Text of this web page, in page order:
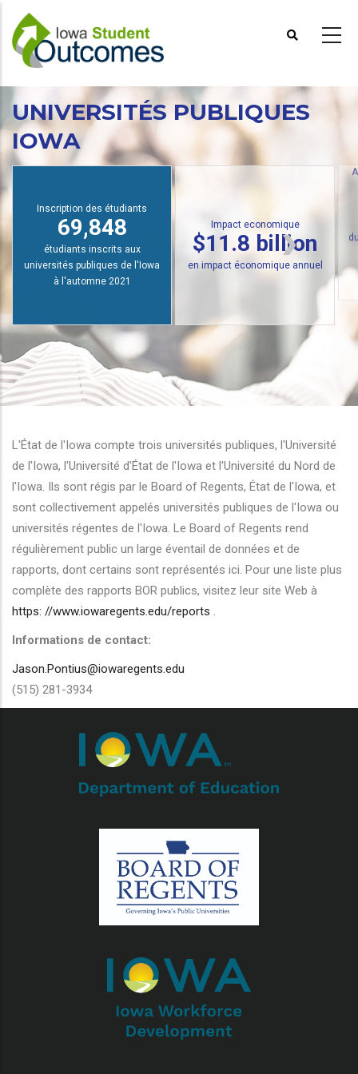
contenu
principal
actions supplémentaires
UNIVERSITÉS PUBLIQUES
IOWA
Inscription des étudiants
69,848
étudiants inscrits aux
universités publiques de l'Iowa
à l'automne 2021
Impact economique
$11.8 billion
en impact économique annuel
L'État de l'Iowa compte trois universités publiques, l'Université
de l'Iowa, l'Université d'État de l'Iowa et l'Université du Nord de
l'Iowa. Ils sont régis par le Board of Regents, État de l'Iowa, et
sont collectivement appelés universités publiques de l'Iowa ou
universités régentes de l'Iowa. Le Board of Regents rend
régulièrement public un large éventail de données et de
rapports, dont certains sont représentés ici. Pour une liste plus
complète des rapports BOR publics, visitez leur site Web à
https: //www.iowaregents.edu/reports .
Informations de contact:
Jason.Pontius@iowaregents.edu
(515) 281-3934